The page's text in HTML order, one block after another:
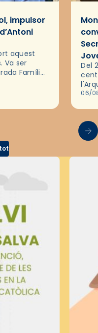
impulsor
aquest
Va ser
Família
Del
les
06/